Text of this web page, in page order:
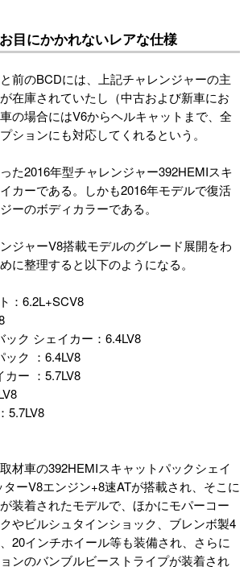
目にかかれないレアな仕様
前のBCDには、上記チャレンジャーの主
在庫されていたし（中古および新車にお
の場合にはV6からヘルキャットまで、全
ションにも対応してくれるという。
た2016年型チャレンジャー392HEMIスキ
カーである。しかも2016年モデルで復活
ーのボディカラーである。
ジャーV8搭載モデルのグレード展開をわ
に整理すると以下のようになる。
：6.2L+SCV8
ク シェイカー：6.4LV8
ク ：6.4LV8
ー ：5.7LV8
5.7LV8
材車の392HEMIスキャットパックシェイ
ーV8エンジン+8速ATが搭載され、そこに
装着されたモデルで、ほかにモパーコー
やビルシュタインショック、ブレンボ製4
20インチホイール等も装備され、さらに
ンのバンブルビーストライプが装着され